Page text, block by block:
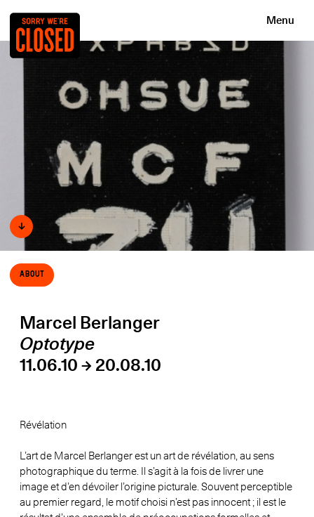
Menu
↓
About
Marcel Berlanger
Optotype
11.06.10 → 20.08.10
Révélation
L’art de Marcel Berlanger est un art de révélation, au sens
photographique du terme. Il s’agit à la fois de livrer une
image et d’en dévoiler l’origine picturale. Souvent perceptible
au premier regard, le motif choisi n’est pas innocent ; il est le